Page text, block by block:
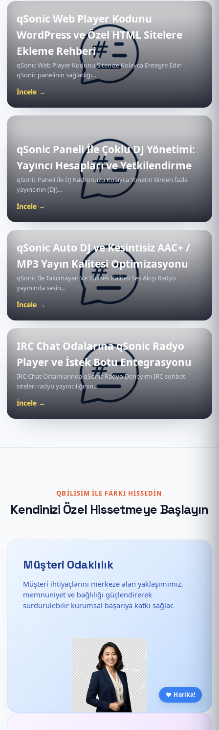
qSonic Web Player Kodunu
WordPress ve Özel HTML Sitelere
Ekleme Rehberi
qSonic Web Player Kodunu Sitenize Kolayca Entegre Edin
qSonic panelinin sağladığı...
İncele →
qSonic Paneli İle Çoklu DJ Yönetimi:
Yayıncı Hesapları ve Yetkilendirme
qSonic Paneli İle DJ Kadronuzu Kolayca Yönetin Birden fazla
yayıncının (DJ)...
İncele →
qSonic Auto DJ ve Kesintisiz AAC+ /
MP3 Yayın Kalitesi Optimizasyonu
qSonic İle Takılmayan Ve Yüksek Kaliteli Ses Akışı Radyo
yayınında sesin...
İncele →
IRC Chat Odalarına qSonic Radyo
Player ve İstek Botu Entegrasyonu
IRC Chat Ortamlarında qSonic Radyo Deneyimi IRC sohbet
siteleri radyo yayıncılığının...
İncele →
QBILISIM ILE FARKI HISSEDIN
Kendinizi Özel Hissetmeye Başlayın
Müşteri Odaklılık
Müşteri ihtiyaçlarını merkeze alan yaklaşımımız,
memnuniyet ve bağlılığı güçlendirerek
sürdürülebilir kurumsal başarıya katkı sağlar.
Harika!